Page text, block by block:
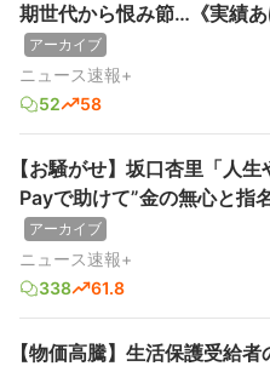
期世代から恨み節…《実績
アーカイブ
ニュース速報+
52
58
【お騒がせ】坂口杏里「人
Payで助けて”金の無心と
アーカイブ
ニュース速報+
338
61.8
【物価高騰】生活保護受給